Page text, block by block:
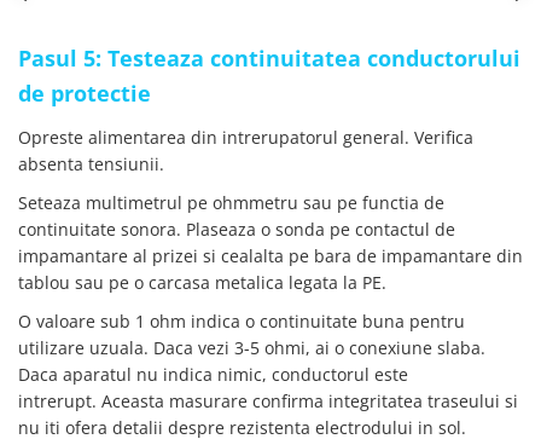
Pasul 5: Testeaza continuitatea conductorului
de protectie
Opreste alimentarea din intrerupatorul general. Verifica
absenta tensiunii.
Seteaza multimetrul pe ohmmetru sau pe functia de
continuitate sonora. Plaseaza o sonda pe contactul de
impamantare al prizei si cealalta pe bara de impamantare din
tablou sau pe o carcasa metalica legata la PE.
O valoare sub 1 ohm indica o continuitate buna pentru
utilizare uzuala. Daca vezi 3-5 ohmi, ai o conexiune slaba.
Daca aparatul nu indica nimic, conductorul este
intrerupt. Aceasta masurare confirma integritatea traseului si
nu iti ofera detalii despre rezistenta electrodului in sol.